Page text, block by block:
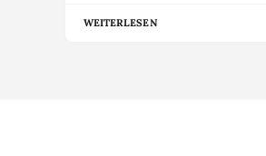
WEITERLESEN